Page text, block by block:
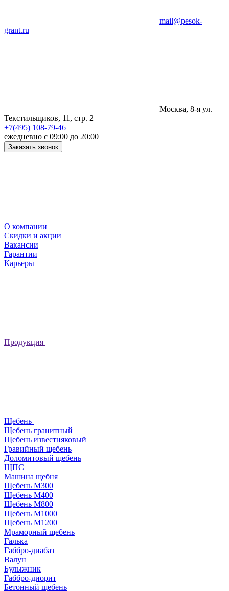
mail@pesok-
grant.ru
Москва, 8-я ул.
Текстильщиков, 11, стр. 2
+7(495) 108-79-46
ежедневно с 09:00 до 20:00
Заказать звонок
О компании
Скидки и акции
Вакансии
Гарантии
Карьеры
Продукция
Щебень
Щебень гранитный
Щебень известняковый
Гравийный щебень
Доломитовый щебень
ЩПС
Машина щебня
Щебень М300
Щебень М400
Щебень М800
Щебень М1000
Щебень М1200
Мраморный щебень
Галька
Габбро-диабаз
Валун
Булыжник
Габбро-диорит
Бетонный щебень